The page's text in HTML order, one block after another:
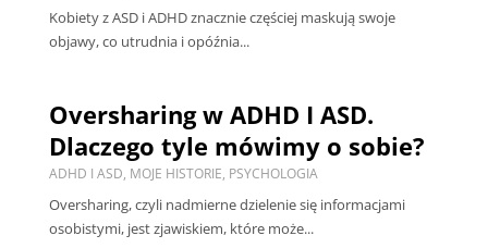
Kobiety z ASD i ADHD znacznie częściej maskują swoje
objawy, co utrudnia i opóźnia...
Oversharing w ADHD I ASD.
Dlaczego tyle mówimy o sobie?
ADHD I ASD, MOJE HISTORIE, PSYCHOLOGIA
Oversharing, czyli nadmierne dzielenie się informacjami
osobistymi, jest zjawiskiem, które może...